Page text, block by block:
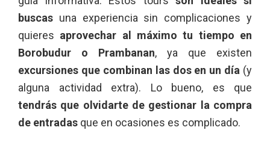
buscas una experiencia sin complicaciones y
quieres aprovechar al máximo tu tiempo en
Borobudur o Prambanan, ya que existen
excursiones que combinan las dos en un día (y
alguna actividad extra). Lo bueno, es que
tendrás que olvidarte de gestionar la compra
de entradas que en ocasiones es complicado.